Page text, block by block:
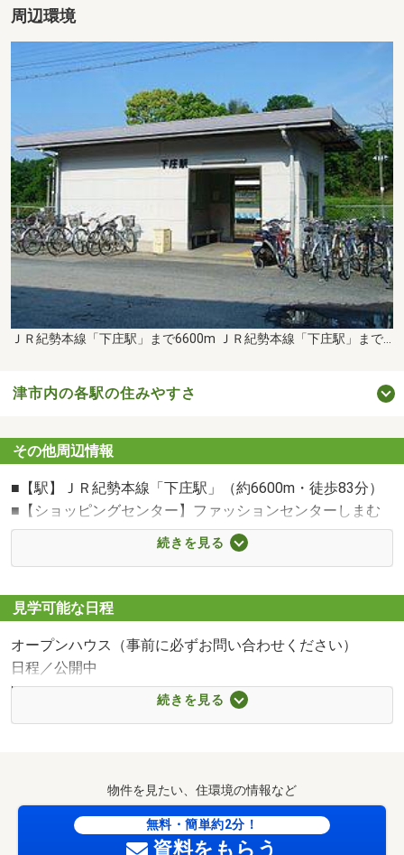
周辺環境
ＪＲ紀勢本線「下庄駅」まで6600m ＪＲ紀勢本線「下庄駅」まで車15分
津市内の各駅の住みやすさ
その他周辺情報
■【駅】ＪＲ紀勢本線「下庄駅」（約6600m・徒歩83分）
■【ショッピングセンター】ファッションセンターしまむ
ら芸濃店（約1700m・徒歩22分）
■【ショッピングセンター】イオンタウン芸濃（約
■【ショッピングセンター】西松屋イオンタウン芸濃店
（約1900m・徒歩24分）
■【スーパー】ぎゅーとらラブリー芸濃店（約1700m・徒
歩22分）
■【スーパー】ベーシック芸濃店（約1800m・徒歩23分）
■【コンビニ】ミニストップ芸濃椋本店（約1000m・徒歩
（約1800m・徒歩23分）
■【コンビニ】ファミリーマート芸濃町林店（約2200m・
徒歩28分）
■【ドラッグストア】ドラッグセイムス芸濃椋本店（約
続きを見る
見学可能な日程
オープンハウス（事前に必ずお問い合わせください）
日程／公開中
時間／10:00～21:00
※当社による直接実施ではございませんので必ず事前にご
・スタッフのマスク着用、手洗い、うがいを実施させて頂
いております。
・アルコール除菌スプレーを、ご用意させて頂いておりま
続きを見る
物件を見たい、住環境の情報など
無料・簡単約2分！
資料をもらう